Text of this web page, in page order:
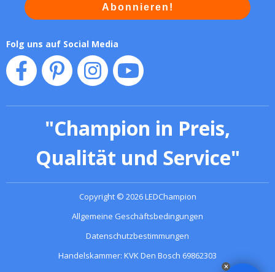
Abonnieren!
Folg uns auf Social Media
"Champion in Preis,
Qualität und Service"
Copyright© 2026LEDChampion
Allgemeine Geschäftsbedingungen
Datenschutzbestimmungen
Handelskammer: KVK Den Bosch 69862303